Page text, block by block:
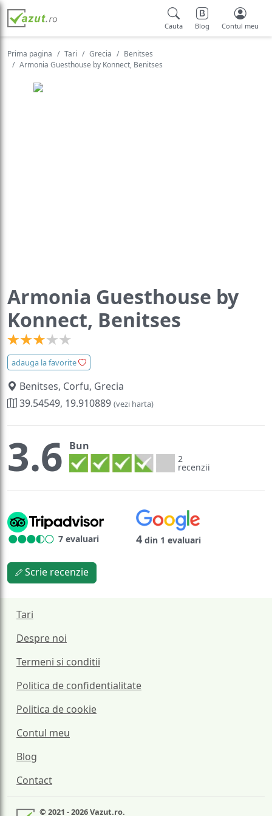
Cauta Blog Contul meu
Prima pagina Tari Grecia
Benitses
Armonia Guesthouse by Konnect, Benitses
Armonia Guesthouse by
Konnect, Benitses
adauga la favorite
Benitses, Corfu, Grecia
39.54549, 19.910889 (vezi harta)
3.6 Bun
2
recenzii
7 evaluari 4 din 1 evaluari
Scrie recenzie
Tari
Despre noi
Termeni si conditii
Politica de confidentialitate
Politica de cookie
Contul meu
Blog
Contact
© 2021 - 2026 Vazut.ro.